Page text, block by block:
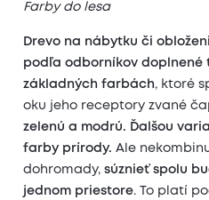
Farby do lesa
Drevo na nábytku či
podľa odborníkov doplnené
základných farbách, ktoré
oku jeho receptory zvané
zelenú a modrú. Ďalšou
farby prírody. Ale
dohromady,súznieť spolu
jednom priestore. To platí